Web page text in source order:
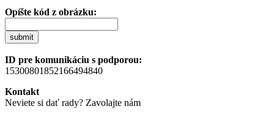
Opíšte kód z obrázku:
submit
ID pre komunikáciu s podporou:
15300801852166494840
Kontakt
Neviete si dať rady? Zavolajte nám